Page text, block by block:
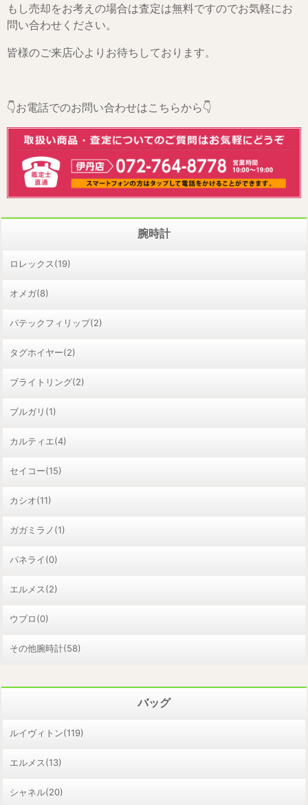
もし売却をお考えの場合は査定は無料ですのでお気軽にお
問い合わせください。
皆様のご来店心よりお待ちしております。
👇お電話でのお問い合わせはこちらから👇
腕時計
ロレックス(19)
オメガ(8)
パテックフィリップ(2)
タグホイヤー(2)
ブライトリング(2)
ブルガリ(1)
カルティエ(4)
セイコー(15)
カシオ(11)
ガガミラノ(1)
パネライ(0)
エルメス(2)
ウブロ(0)
その他腕時計(58)
バッグ
ルイヴィトン(119)
エルメス(13)
シャネル(20)